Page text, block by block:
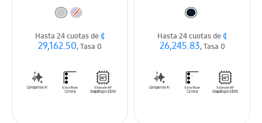
Hasta 24 cuotas de¢
29,162.50, Tasa 0
Hasta 24 cuotas de¢
26,245.83, Tasa 0